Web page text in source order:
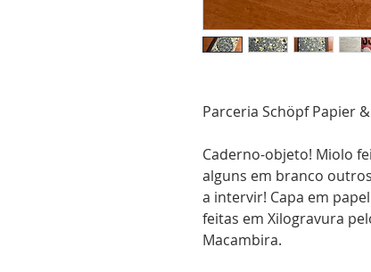
Parceria Schöpf Papier
Caderno-objeto! Miolo
alguns em branco
a intervir! Capa em
feitas em Xilogravura
Macambira.